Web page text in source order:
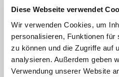
Diese Webseite verwendet
Wir verwenden Cookies, um
personalisieren, Funktionen für
zu können und die Zugriffe auf
analysieren. Außerdem geben
Verwendung unserer Website
sollte nicht die
sondern miteinander
Schick reagierte damit
Rüstungsexportbericht